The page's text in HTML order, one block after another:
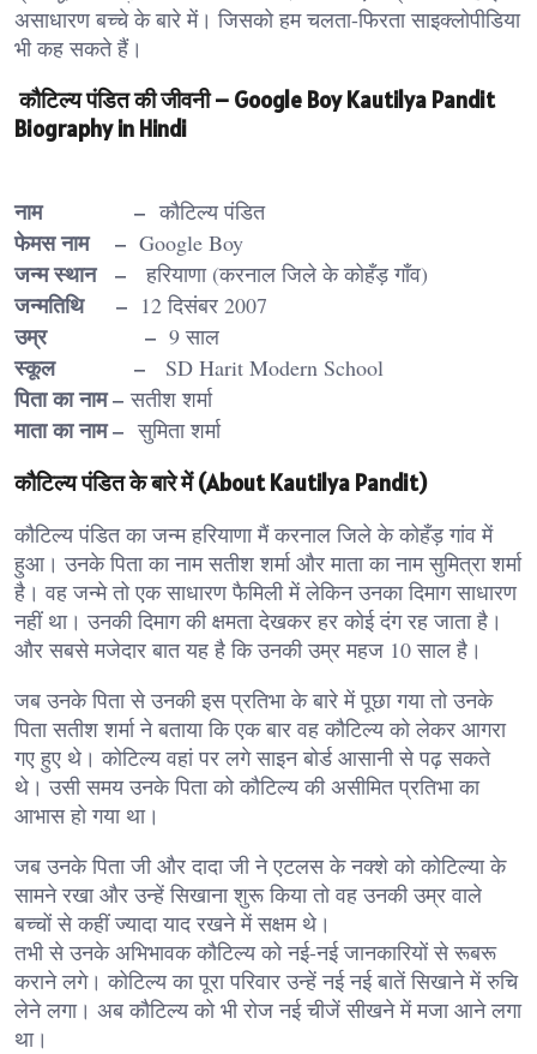
असाधारण बच्चे के बारे में। जिसको हम चलता-फिरता साइक्लोपीडिया
भी कह सकते हैं।
कौटिल्य पंडित की जीवनी – Google Boy Kautilya Pandit
Biography in Hindi
नाम – कौटिल्य पंडित
फेमस नाम – Google Boy
जन्म स्थान – हरियाणा (करनाल जिले के कोहँड़ गाँव)
जन्मतिथि – 12 दिसंबर 2007
उम्र – 9 साल
स्कूल – SD Harit Modern School
पिता का नाम –सतीश शर्मा
माता का नाम – सुमिता शर्मा
कौटिल्य पंडित के बारे में (About Kautilya Pandit)
कौटिल्य पंडित का जन्म हरियाणा मैं करनाल जिले के कोहँड़ गांव में
हुआ। उनके पिता का नाम सतीश शर्मा और माता का नाम सुमित्रा शर्मा
है। वह जन्मे तो एक साधारण फैमिली में लेकिन उनका दिमाग साधारण
नहीं था। उनकी दिमाग की क्षमता देखकर हर कोई दंग रह जाता है।
और सबसे मजेदार बात यह है कि उनकी उम्र महज 10 साल है।
जब उनके पिता से उनकी इस प्रतिभा के बारे में पूछा गया तो उनके
पिता सतीश शर्मा ने बताया कि एक बार वह कौटिल्य को लेकर आगरा
गए हुए थे। कोटिल्य वहां पर लगे साइन बोर्ड आसानी से पढ़ सकते
थे। उसी समय उनके पिता को कौटिल्य की असीमित प्रतिभा का
आभास हो गया था।
जब उनके पिता जी और दादा जी ने एटलस के नक्शे को कोटिल्या के
सामने रखा और उन्हें सिखाना शुरू किया तो वह उनकी उम्र वाले
बच्चों से कहीं ज्यादा याद रखने में सक्षम थे।
तभी से उनके अभिभावक कौटिल्य को नई-नई जानकारियों से रूबरू
कराने लगे। कोटिल्य का पूरा परिवार उन्हें नई नई बातें सिखाने में रुचि
लेने लगा। अब कौटिल्य को भी रोज नई चीजें सीखने में मजा आने लगा
था।